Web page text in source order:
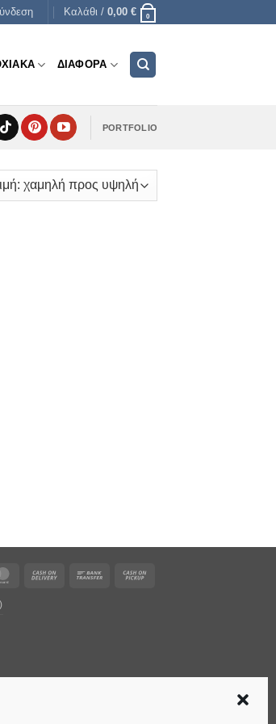
Καλάθι / 0,00 € 0
ΔΙΑΦΟΡΑ
PORTFOLIO
MasterCardCash
Bank